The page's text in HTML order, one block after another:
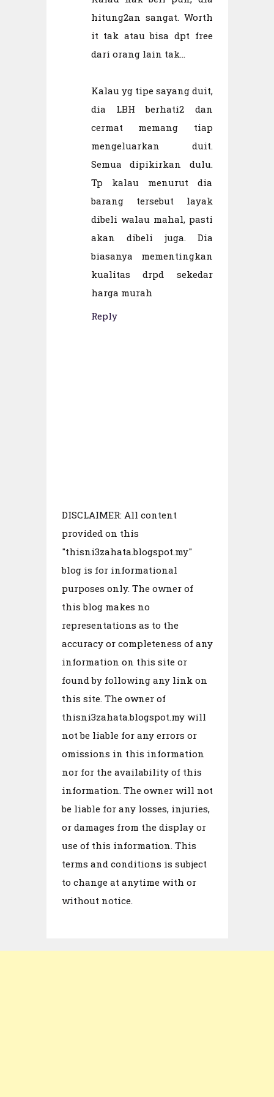
hitung2an sangat. Worth
it tak atau bisa dpt free
dari orang lain tak...
Kalau yg tipe sayang duit,
dia LBH berhati2 dan
cermat memang tiap
mengeluarkan duit.
Semua dipikirkan dulu.
Tp kalau menurut dia
barang tersebut layak
dibeli walau mahal, pasti
akan dibeli juga. Dia
biasanya mementingkan
kualitas drpd sekedar
harga murah
Reply
DISCLAIMER: All content
provided on this
"thisni3zahata.blogspot.my"
blog is for informational
purposes only. The owner of
this blog makes no
representations as to the
accuracy or completeness of any
information on this site or
found by following any link on
this site. The owner of
thisni3zahata.blogspot.my will
not be liable for any errors or
omissions in this information
nor for the availability of this
information. The owner will not
be liable for any losses, injuries,
or damages from the display or
use of this information. This
terms and conditions is subject
to change at anytime with or
without notice.